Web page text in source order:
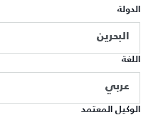
الدولة
البحرين
اللغة
عربي
الوكيل المعتمد